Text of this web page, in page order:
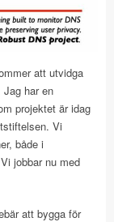
att utvidga
har en
projektet är idag
Vi
både i
jobbar nu med
att bygga för